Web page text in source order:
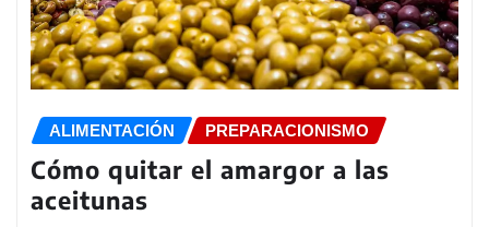
ALIMENTACIÓN PREPARACIONISMO
Cómo quitar el amargor a las
aceitunas